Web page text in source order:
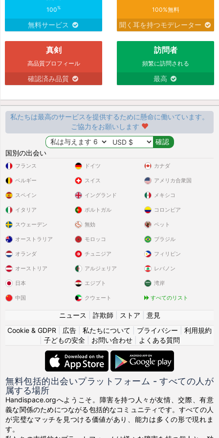
100%
無料サービス
100%無料
聞く耳を持つモデレーター
真剣
高品質プロフィール
確認済み品質
訪問者
頻繁に訪問される
最高
私たちは最高のサービスを提供するために懸命に働いています。
ご協力をお願いします
国別の出会い
フランス
ベルギー
スペイン
イタリア
スウェーデン
ドイツ
スイス
イングランド
ポルトガル
無効
カナダ
アメリカ合衆国
メキシコ
コロンビア
ペット
オーストラリア
オランダ
オーストリア
日本
中国
モロッコ
チュニジア
アルジェリア
エジプト
クウェート
ブラジル
フィリピン
レバノン
湾岸
すべてのリスト
ニュース 詐欺師 ストア
意見
Cookie & GDPR
広告 私たちについて プライバシー
利用規約
子どもの安全| お問い合わせ| よくある質問
無料包括的出会いプラットフォーム - すべての人が
属する場所
Handispace.orgへようこそ。障害を持つ人々が友情、交際、有意
義な関係のためにつながる包括的なコミュニティです。すべての人
が完璧なマッチを見つける価値があり、能力は多くの形で現れま
す。